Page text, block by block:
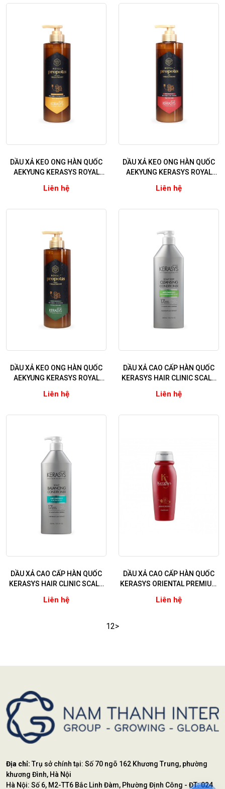
DẦU XẢ KEO ONG HÀN QUỐC
AEKYUNG KERASYS ROYAL
ngừa rụng tóc - Phục hồi tóc
Liên hệ
DẦU XẢ KEO ONG HÀN QUỐC
AEKYUNG KERASYS ROYAL
rụng tóc – Làm phồng tóc
Liên hệ
DẦU XẢ KEO ONG HÀN QUỐC
AEKYUNG KERASYS ROYAL
rụng tóc - Dưỡng ẩm chuyên
Liên hệ
DẦU XẢ CAO CẤP HÀN QUỐC
KERASYS HAIR CLINIC SCALP
da đầu thường & khô)
Liên hệ
DẦU XẢ CAO CẤP HÀN QUỐC
KERASYS HAIR CLINIC SCALP
dầu)
Liên hệ
DẦU XẢ CAO CẤP HÀN QUỐC
KERASYS ORIENTAL PREMIUM
mọc tóc) 200ml
Liên hệ
12>
Địa chỉ: Trụ sở chính tại: Số 70 ngõ 162 Khương Trung, phường
khương Đình, Hà Nội
Hà Nội: Số 6, M2-TT6 Bắc Linh Đàm, Phường Định Công - ĐT: 024